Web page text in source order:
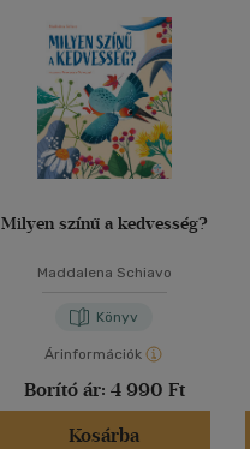
Milyen színű a kedvesség?
Maddalena Schiavo
Könyv
Árinformációk
Borító ár: 4 990 Ft
Kosárba